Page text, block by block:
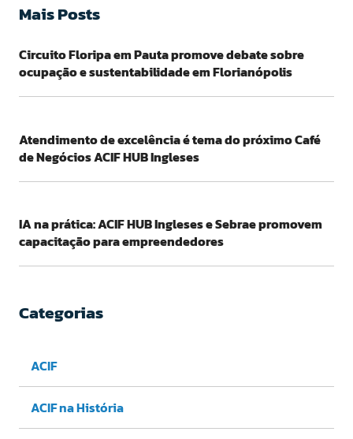
Mais Posts
Circuito Floripa em Pauta promove debate sobre
ocupação e sustentabilidade em Florianópolis
Atendimento de excelência é tema do próximo Café
de Negócios ACIF HUB Ingleses
IA na prática: ACIF HUB Ingleses e Sebrae promovem
capacitação para empreendedores
Categorias
ACIF
ACIF na História